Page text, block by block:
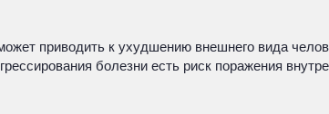
приводить к ухудшению внешнего вида
болезни есть риск поражения